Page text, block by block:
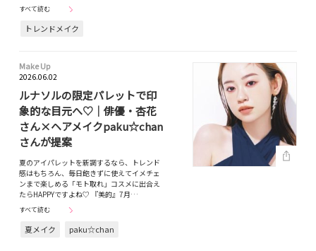
すべて読む
トレンドメイク
Make Up
2026.06.02
ルナソルの限定パレットで印
象的な目元へ♡｜俳優・杏花
さん×ヘアメイクpaku☆chan
さんが提案
夏のアイパレットを新調するなら、トレンド
感はもちろん、毎日飽きずに使えてイメチェ
ンまで楽しめる「モト取れ」コスメに出合え
たらHAPPYですよね♡ 『美的』7月…
すべて読む
夏メイク paku☆chan